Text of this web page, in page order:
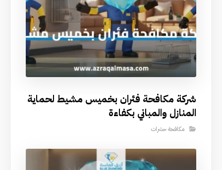
شركة مكافحة فئران بخميس مشيط لحماية
المنازل والمباني بكفاءة
مكافحة حشرات